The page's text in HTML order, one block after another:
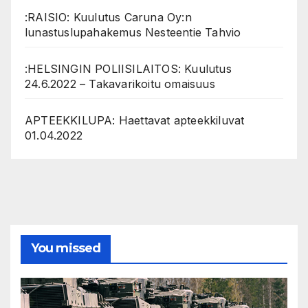
:RAISIO: Kuulutus Caruna Oy:n
lunastuslupahakemus Nesteentie Tahvio
:HELSINGIN POLIISILAITOS: Kuulutus
24.6.2022 – Takavarikoitu omaisuus
APTEEKKILUPA: Haettavat apteekkiluvat
01.04.2022
You missed